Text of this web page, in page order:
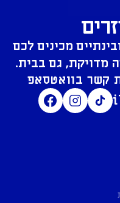
מכינים לכם
מדויקת, גם בבית.